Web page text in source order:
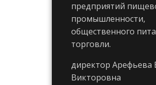
предприятий
промышленности,
общественного
торговли.
директор Арефьева
Викторовна